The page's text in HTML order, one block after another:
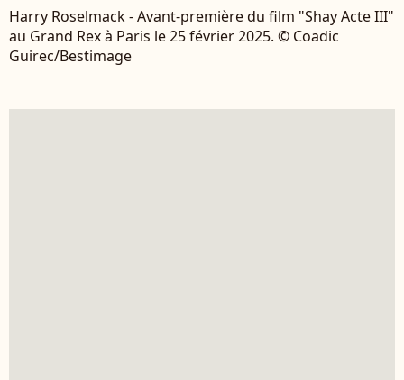
Harry Roselmack - Avant-première du film "Shay Acte III"
au Grand Rex à Paris le 25 février 2025. © Coadic
Guirec/Bestimage